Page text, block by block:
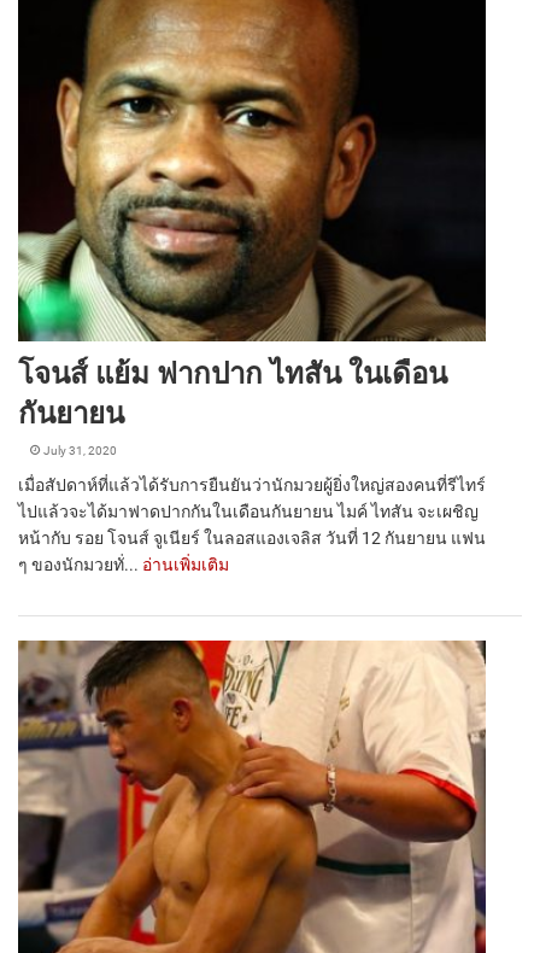
โจนส์ แย้ม ฟากปาก ไทสัน ในเดือน
กันยายน
July 31, 2020
เมื่อสัปดาห์ที่แล้วได้รับการยืนยันว่านักมวยผู้ยิ่งใหญ่สองคนที่รีไทร์
ไปแล้วจะได้มาฟาดปากกันในเดือนกันยายน ไมค์ ไทสัน จะเผชิญ
หน้ากับ รอย โจนส์ จูเนียร์ ในลอสแองเจลิส วันที่ 12 กันยายน แฟน
ๆ ของนักมวยทั่... อ่านเพิ่มเติม